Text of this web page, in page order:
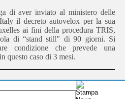
di aver inviato al ministero delle
il decreto autovelox per la sua
ai fini della procedura TRIS,
di “stand still" di 90 giorni. Si
condizione che prevede una
questo caso di 3 mesi.